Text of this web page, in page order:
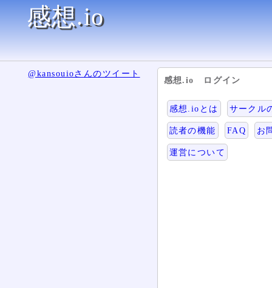
感想.io
感想.io ログイン
感想.ioとは サークル
読者の機能 FAQ お
運営について
@kansouioさんのツイート